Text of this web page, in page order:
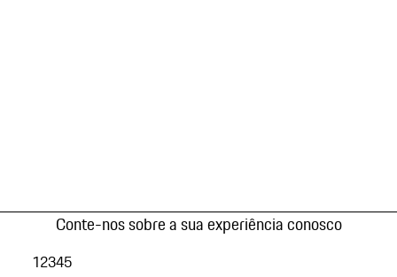
Conte-nos sobre a sua experiência conosco
12345